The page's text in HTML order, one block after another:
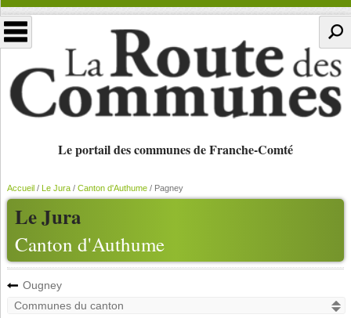
Le portail des communes de Franche-Comté
Le Jura
Canton d'Authume
Accueil/ Le Jura/ Canton d'Authume/ Pagney
Ougney